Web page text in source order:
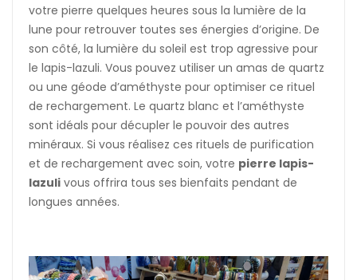
votre pierre quelques heures sous la lumière de la
lune pour retrouver toutes ses énergies d’origine. De
son côté, la lumière du soleil est trop agressive pour
le lapis-lazuli. Vous pouvez utiliser un amas de quartz
ou une géode d’améthyste pour optimiser ce rituel
de rechargement. Le quartz blanc et l’améthyste
sont idéals pour décupler le pouvoir des autres
minéraux. Si vous réalisez ces rituels de purification
et de rechargement avec soin, votre pierre lapis-
lazuli vous offrira tous ses bienfaits pendant de
longues années.